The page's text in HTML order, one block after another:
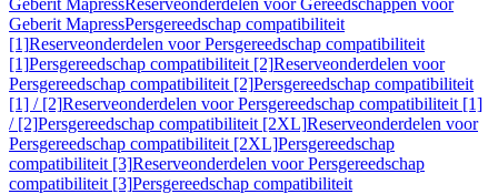
Geberit MapressReserveonderdelen voor Gereedschappen voor
Geberit MapressPersgereedschap compatibiliteit
[1]Reserveonderdelen voor Persgereedschap compatibiliteit
[1]Persgereedschap compatibiliteit [2]Reserveonderdelen voor
Persgereedschap compatibiliteit [2]Persgereedschap compatibiliteit
[1] / [2]Reserveonderdelen voor Persgereedschap compatibiliteit [1]
/ [2]Persgereedschap compatibiliteit [2XL]Reserveonderdelen voor
Persgereedschap compatibiliteit [2XL]Persgereedschap
compatibiliteit [3]Reserveonderdelen voor Persgereedschap
compatibiliteit [3]Persgereedschap compatibiliteit